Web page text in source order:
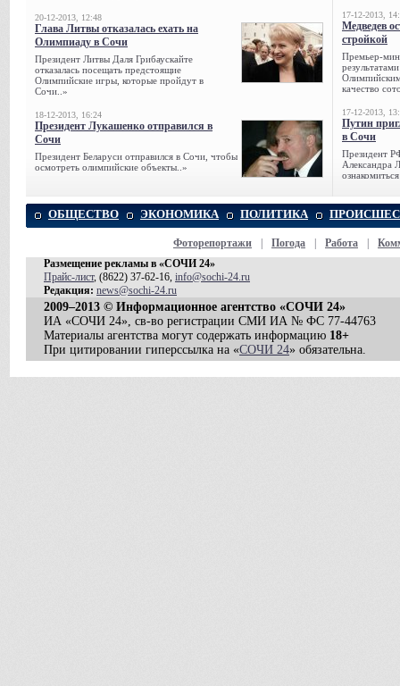
20-12-2013, 12:48
Глава Литвы отказалась ехать на
Олимпиаду в Сочи
Президент Литвы Даля Грибаускайте
отказалась посещать предстоящие
Олимпийские игры, которые пройдут в
Сочи..»
18-12-2013, 16:24
Президент Лукашенко отправился в
Сочи
Президент Беларуси отправился в Сочи, чтобы
осмотреть олимпийские объекты..»
17-12-2013,
Медведев
стройкой
Премьер-
качество
17-12-2013,
Путин
в Сочи
Президент
Александра
ОБЩЕСТВО ЭКОНОМИКА ПОЛИТИКА
Фоторепортажи Погода Работа
Размещение рекламы в «СОЧИ 24»
Прайс-лист, (8622) 37-62-16, info@sochi-24.ru
Редакция: news@sochi-24.ru
2009–2013 © Информационное агентство «СОЧИ 24»
ИА «СОЧИ 24», св-во регистрации СМИ ИА № ФС 77-44763
Материалы агентства могут содержать информацию 18+
При цитировании гиперссылка на «СОЧИ 24» обязательна.